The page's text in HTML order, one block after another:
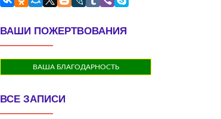
ВАШИ ПОЖЕРТВОВАНИЯ
ВАША БЛАГОДАРНОСТЬ
ВСЕ ЗАПИСИ